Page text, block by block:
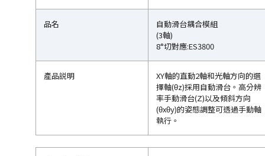
品名
自動滑台耦合模組
(3軸)
8°切對應:ES3800
產品説明
XY軸的直動2軸和光軸方向的選
擇軸(θz)採用自動滑台。高分辨
率手動滑台(Z)以及傾斜方向
(θxθy)的姿態調整可透過手動軸
執行。